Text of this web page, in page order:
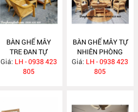
BÀN GHẾ MÂY
TRE ĐAN TỰ
NHIÊN MA622
Giá: LH - 0938 423
805
BÀN GHẾ MÂY TỰ
NHIÊN PHÒNG
KHÁCH LƯỚI MẮT
CÁO MA621
Giá: LH - 0938 423
805